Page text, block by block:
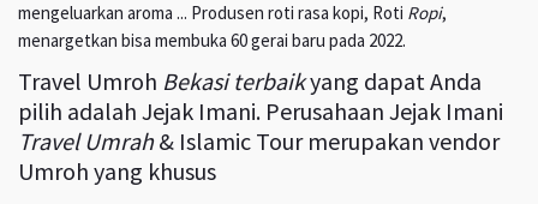
mengeluarkan aroma ... Produsen roti rasa kopi, Roti Ropi,
menargetkan bisa membuka 60 gerai baru pada 2022.
Travel Umroh Bekasi terbaikyang dapat Anda
pilih adalah Jejak Imani. Perusahaan Jejak Imani
Travel Umrah& Islamic Tour merupakan vendor
Umroh yang khusus